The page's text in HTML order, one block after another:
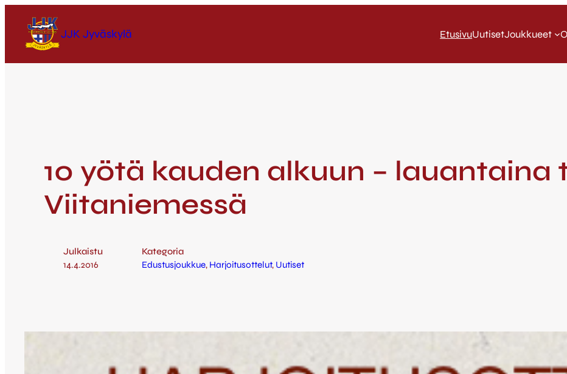
JJK Jyväskylä EtusivuUutisetJoukkueet
10 yötä kauden alkuun – lauantaina
Viitaniemessä
Julkaistu
14.4.2016
Kategoria
Edustusjoukkue, Harjoitusottelut, Uutiset